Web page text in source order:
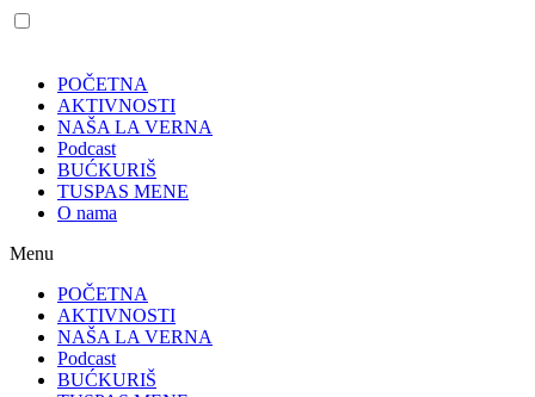
POČETNA
AKTIVNOSTI
NAŠA LA VERNA
Podcast
BUĆKURIŠ
TUSPAS MENE
O nama
Menu
POČETNA
AKTIVNOSTI
NAŠA LA VERNA
Podcast
BUĆKURIŠ